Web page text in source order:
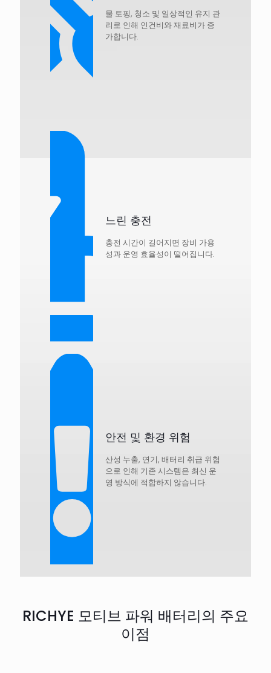
물 토핑, 청소 및 일상적인 유지 관
리로 인해 인건비와 재료비가 증
가합니다.
느린 충전
충전 시간이 길어지면 장비 가용
성과 운영 효율성이 떨어집니다.
안전 및 환경 위험
산성 누출, 연기, 배터리 취급 위험
으로 인해 기존 시스템은 최신 운
영 방식에 적합하지 않습니다.
RICHYE 모티브 파워 배터리의 주요
이점